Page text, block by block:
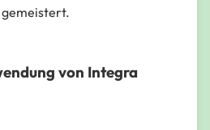
von Integra